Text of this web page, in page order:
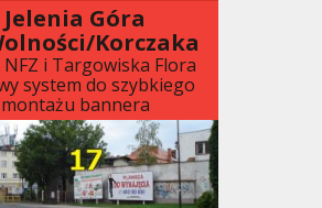
Jelenia Góra
Korczaka
i Targowiska Flora
system do szybkiego
montażu bannera